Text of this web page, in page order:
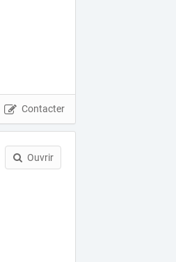
Contacter
Ouvrir